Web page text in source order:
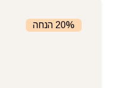
20% הנחה